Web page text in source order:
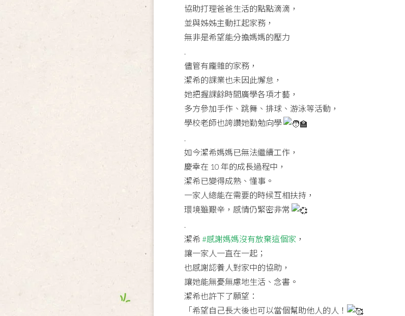
協助打理爸爸生活的點點滴滴，
並與姊姊主動扛起家務，
無非是希望能分擔媽媽的壓力
.
儘管有龐雜的家務，
潔希的課業也未因此懈怠，
她把握課餘時間廣學各項才藝，
多方參加手作、跳舞、排球、游泳等活動，
學校老師也誇讚她勤勉向學
.
如今潔希媽媽已無法繼續工作，
慶幸在 10 年的成長過程中，
潔希已變得成熟、懂事。
一家人總能在需要的時候互相扶持，
環境雖艱辛，感情仍緊密非常
.
潔希 #感謝媽媽沒有放棄這個家 ，
讓一家人一直在一起；
也感謝認養人對家中的協助，
讓她能無憂無慮地生活、念書。
潔希也許下了願望：
「希望自己長大後也可以當個幫助他人的人！